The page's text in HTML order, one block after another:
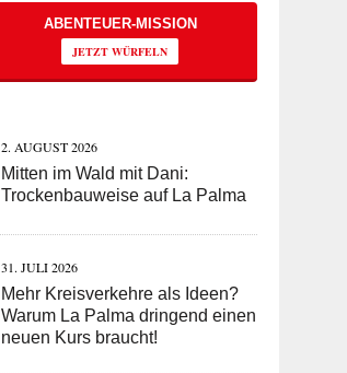
ABENTEUER-MISSION
JETZT WÜRFELN
2. AUGUST 2026
Mitten im Wald mit Dani:
Trockenbauweise auf La Palma
31. JULI 2026
Mehr Kreisverkehre als Ideen?
Warum La Palma dringend einen
neuen Kurs braucht!